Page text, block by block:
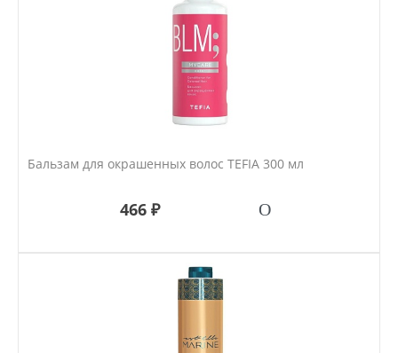
Бальзам для окрашенных волос TEFIA 300 мл
466 ₽